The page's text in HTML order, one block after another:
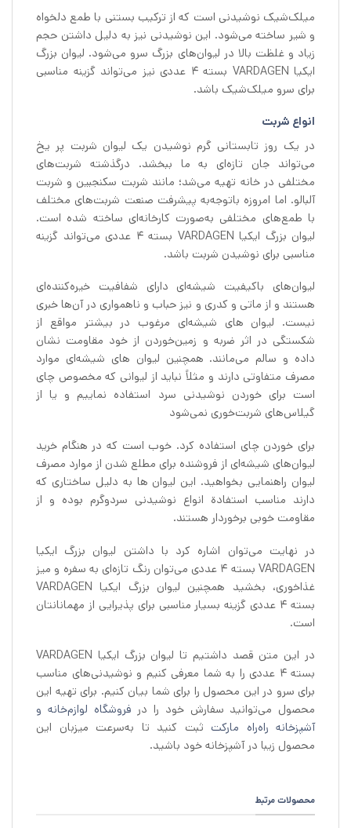
میلک‌شیک نوشیدنی است که از ترکیب بستنی با طمع دلخواه
و شیر ساخته می‌شود. این نوشیدنی نیز به دلیل داشتن حجم
زیاد و غلظت بالا در لیوان‌های بزرگ سرو می‌شود. لیوان بزرگ
ایکیا VARDAGEN بسته 4 عددی نیز می‌تواند گزینه مناسبی
برای سرو میلک‌شیک باشد.
انواع شربت
در یک روز تابستانی گرم نوشیدن یک لیوان شربت پر یخ
می‌تواند جان تازه‌ای به ما ببخشد. درگذشته شربت‌های
مختلفی در خانه تهیه می‌شد؛ مانند شربت سکنجبین و شربت
آلبالو. اما امروزه باتوجه‌به پیشرفت صنعت شربت‌های مختلف
با طمع‌های مختلفی به‌صورت کارخانه‌ای ساخته شده است.
لیوان بزرگ ایکیا VARDAGEN بسته 4 عددی می‌تواند گزینه
مناسبی برای نوشیدن شربت باشد.
لیوان‌های باکیفیت شیشه‌ای دارای شفافیت خیره‌کننده‌ای
هستند و از ماتی و کدری و نیز حباب و ناهمواری در آن‌ها خبری
نیست. لیوان های شیشه‌ای مرغوب در بیشتر مواقع از
شکستگی در اثر ضربه و زمین‌خوردن از خود مقاومت نشان
داده و سالم می‌مانند. همچنین لیوان های شیشه‌ای موارد
مصرف متفاوتی دارند و مثلاً نباید از لیوانی که مخصوص چای
است برای خوردن نوشیدنی سرد استفاده نماییم و یا از
گیلاس‌های شربت‌خوری نمی‌شود
برای خوردن چای استفاده کرد. خوب است که در هنگام خرید
لیوان‌های شیشه‌ای از فروشنده برای مطلع شدن از موارد مصرف
لیوان راهنمایی بخواهید. این لیوان ها به دلیل ساختاری که
دارند مناسب استفادة انواع نوشیدنی سردوگرم بوده و از
مقاومت خوبی برخوردار هستند.
در نهایت می‌توان اشاره کرد با داشتن لیوان بزرگ ایکیا
VARDAGEN بسته 4 عددی می‌توان رنگ تازه‌ای به سفره و میز
غذاخوری، بخشید همچنین لیوان بزرگ ایکیا VARDAGEN
بسته 4 عددی گزینه بسیار مناسبی برای پذیرایی از مهمانانتان
است.
در این متن قصد داشتیم تا لیوان بزرگ ایکیا VARDAGEN
بسته 4 عددی را به شما معرفی کنیم و نوشیدنی‌های مناسب
برای سرو در این محصول را برای شما بیان کنیم. برای تهیه این
محصول می‌توانید سفارش خود را در فروشگاه لوازم‌خانه و
آشپزخانه راه‌راه مارکت ثبت کنید تا به‌سرعت میزبان این
محصول زیبا در آشپزخانه خود باشید.
محصولات مرتبط